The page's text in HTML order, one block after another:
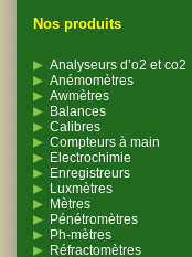
Nos produits
Analyseurs d’o2 et co2
Anémomètres
Awmètres
Balances
Calibres
Compteurs à main
Electrochimie
Enregistreurs
Luxmètres
Mètres
Pénétromètres
Ph-mètres
Réfractomètres